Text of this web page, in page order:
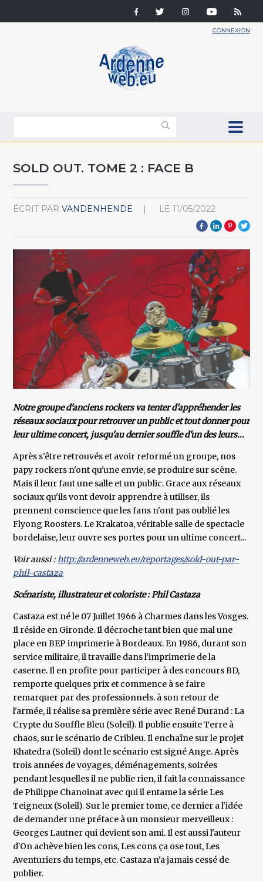
CONNEXION
SOLD OUT. TOME 2 : FACE B
ÉCRIT PAR VANDENHENDE LE 11/05/2022
Notre groupe d'anciens rockers va tenter d'appréhender les
réseaux sociaux pour retrouver un public et tout donner pour
leur ultime concert, jusqu'au dernier souffle d'un des leurs...
Après s'être retrouvés et avoir reformé un groupe, nos
papy rockers n'ont qu'une envie, se produire sur scène.
Mais il leur faut une salle et un public. Grace aux réseaux
sociaux qu'ils vont devoir apprendre à utiliser, ils
prennent conscience que les fans n'ont pas oublié les
Flyong Roosters. Le Krakatoa, véritable salle de spectacle
bordelaise, leur ouvre ses portes pour un ultime concert...
Voir aussi :http://ardenneweb.eu/reportages/sold-out-par-
phil-castaza
Scénariste, illustrateur et coloriste : Phil Castaza
Castaza est né le 07 Juillet 1966 à Charmes dans les Vosges.
Il réside en Gironde. Il décroche tant bien que mal une
place en BEP imprimerie à Bordeaux. En 1986, durant son
service militaire, il travaille dans l'imprimerie de la
caserne. Il en profite pour participer à des concours BD,
remporte quelques prix et commence à se faire
remarquer par des professionnels. à son retour de
l'armée, il réalise sa première série avec René Durand : La
Crypte du Souffle Bleu (Soleil). Il publie ensuite Terre à
chaos, sur le scénario de Cribleu. Il enchaîne sur le projet
Khatedra (Soleil) dont le scénario est signé Ange. Après
trois années de voyages, déménagements, soirées
pendant lesquelles il ne publie rien, il fait la connaissance
de Philippe Chanoinat avec qui il entame la série Les
Teigneux (Soleil). Sur le premier tome, ce dernier a l'idée
de demander une préface à un monsieur merveilleux :
Georges Lautner qui devient son ami. Il est aussi l'auteur
d'On achève bien les cons, Les cons ça ose tout, Les
Aventuriers du temps, etc. Castaza n'a jamais cessé de
publier.